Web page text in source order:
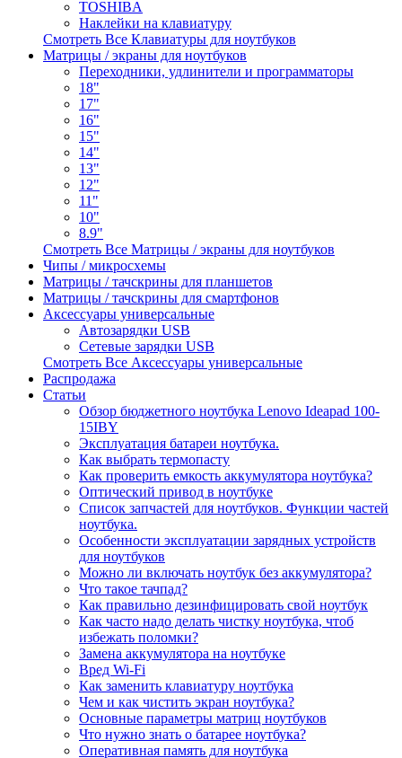
TOSHIBA
Наклейки на клавиатуру
Смотреть Все Клавиатуры для ноутбуков
Матрицы / экраны для ноутбуков
Переходники, удлинители и программаторы
18"
17"
16"
15"
14"
13"
12"
11"
10"
8.9"
Смотреть Все Матрицы / экраны для ноутбуков
Чипы / микросхемы
Матрицы / тачскрины для планшетов
Матрицы / тачскрины для смартфонов
Аксессуары универсальные
Автозарядки USB
Сетевые зарядки USB
Смотреть Все Аксессуары универсальные
Распродажа
Статьи
Обзор бюджетного ноутбука Lenovo Ideapad 100-
15IBY
Эксплуатация батареи ноутбука.
Как выбрать термопасту
Как проверить емкость аккумулятора ноутбука?
Оптический привод в ноутбуке
Список запчастей для ноутбуков. Функции частей
ноутбука.
Особенности эксплуатации зарядных устройств
для ноутбуков
Можно ли включать ноутбук без аккумулятора?
Что такое тачпад?
Как правильно дезинфицировать свой ноутбук
Как часто надо делать чистку ноутбука, чтоб
избежать поломки?
Замена аккумулятора на ноутбуке
Вред Wi-Fi
Как заменить клавиатуру ноутбука
Чем и как чистить экран ноутбука?
Основные параметры матриц ноутбуков
Что нужно знать о батарее ноутбука?
Оперативная память для ноутбука